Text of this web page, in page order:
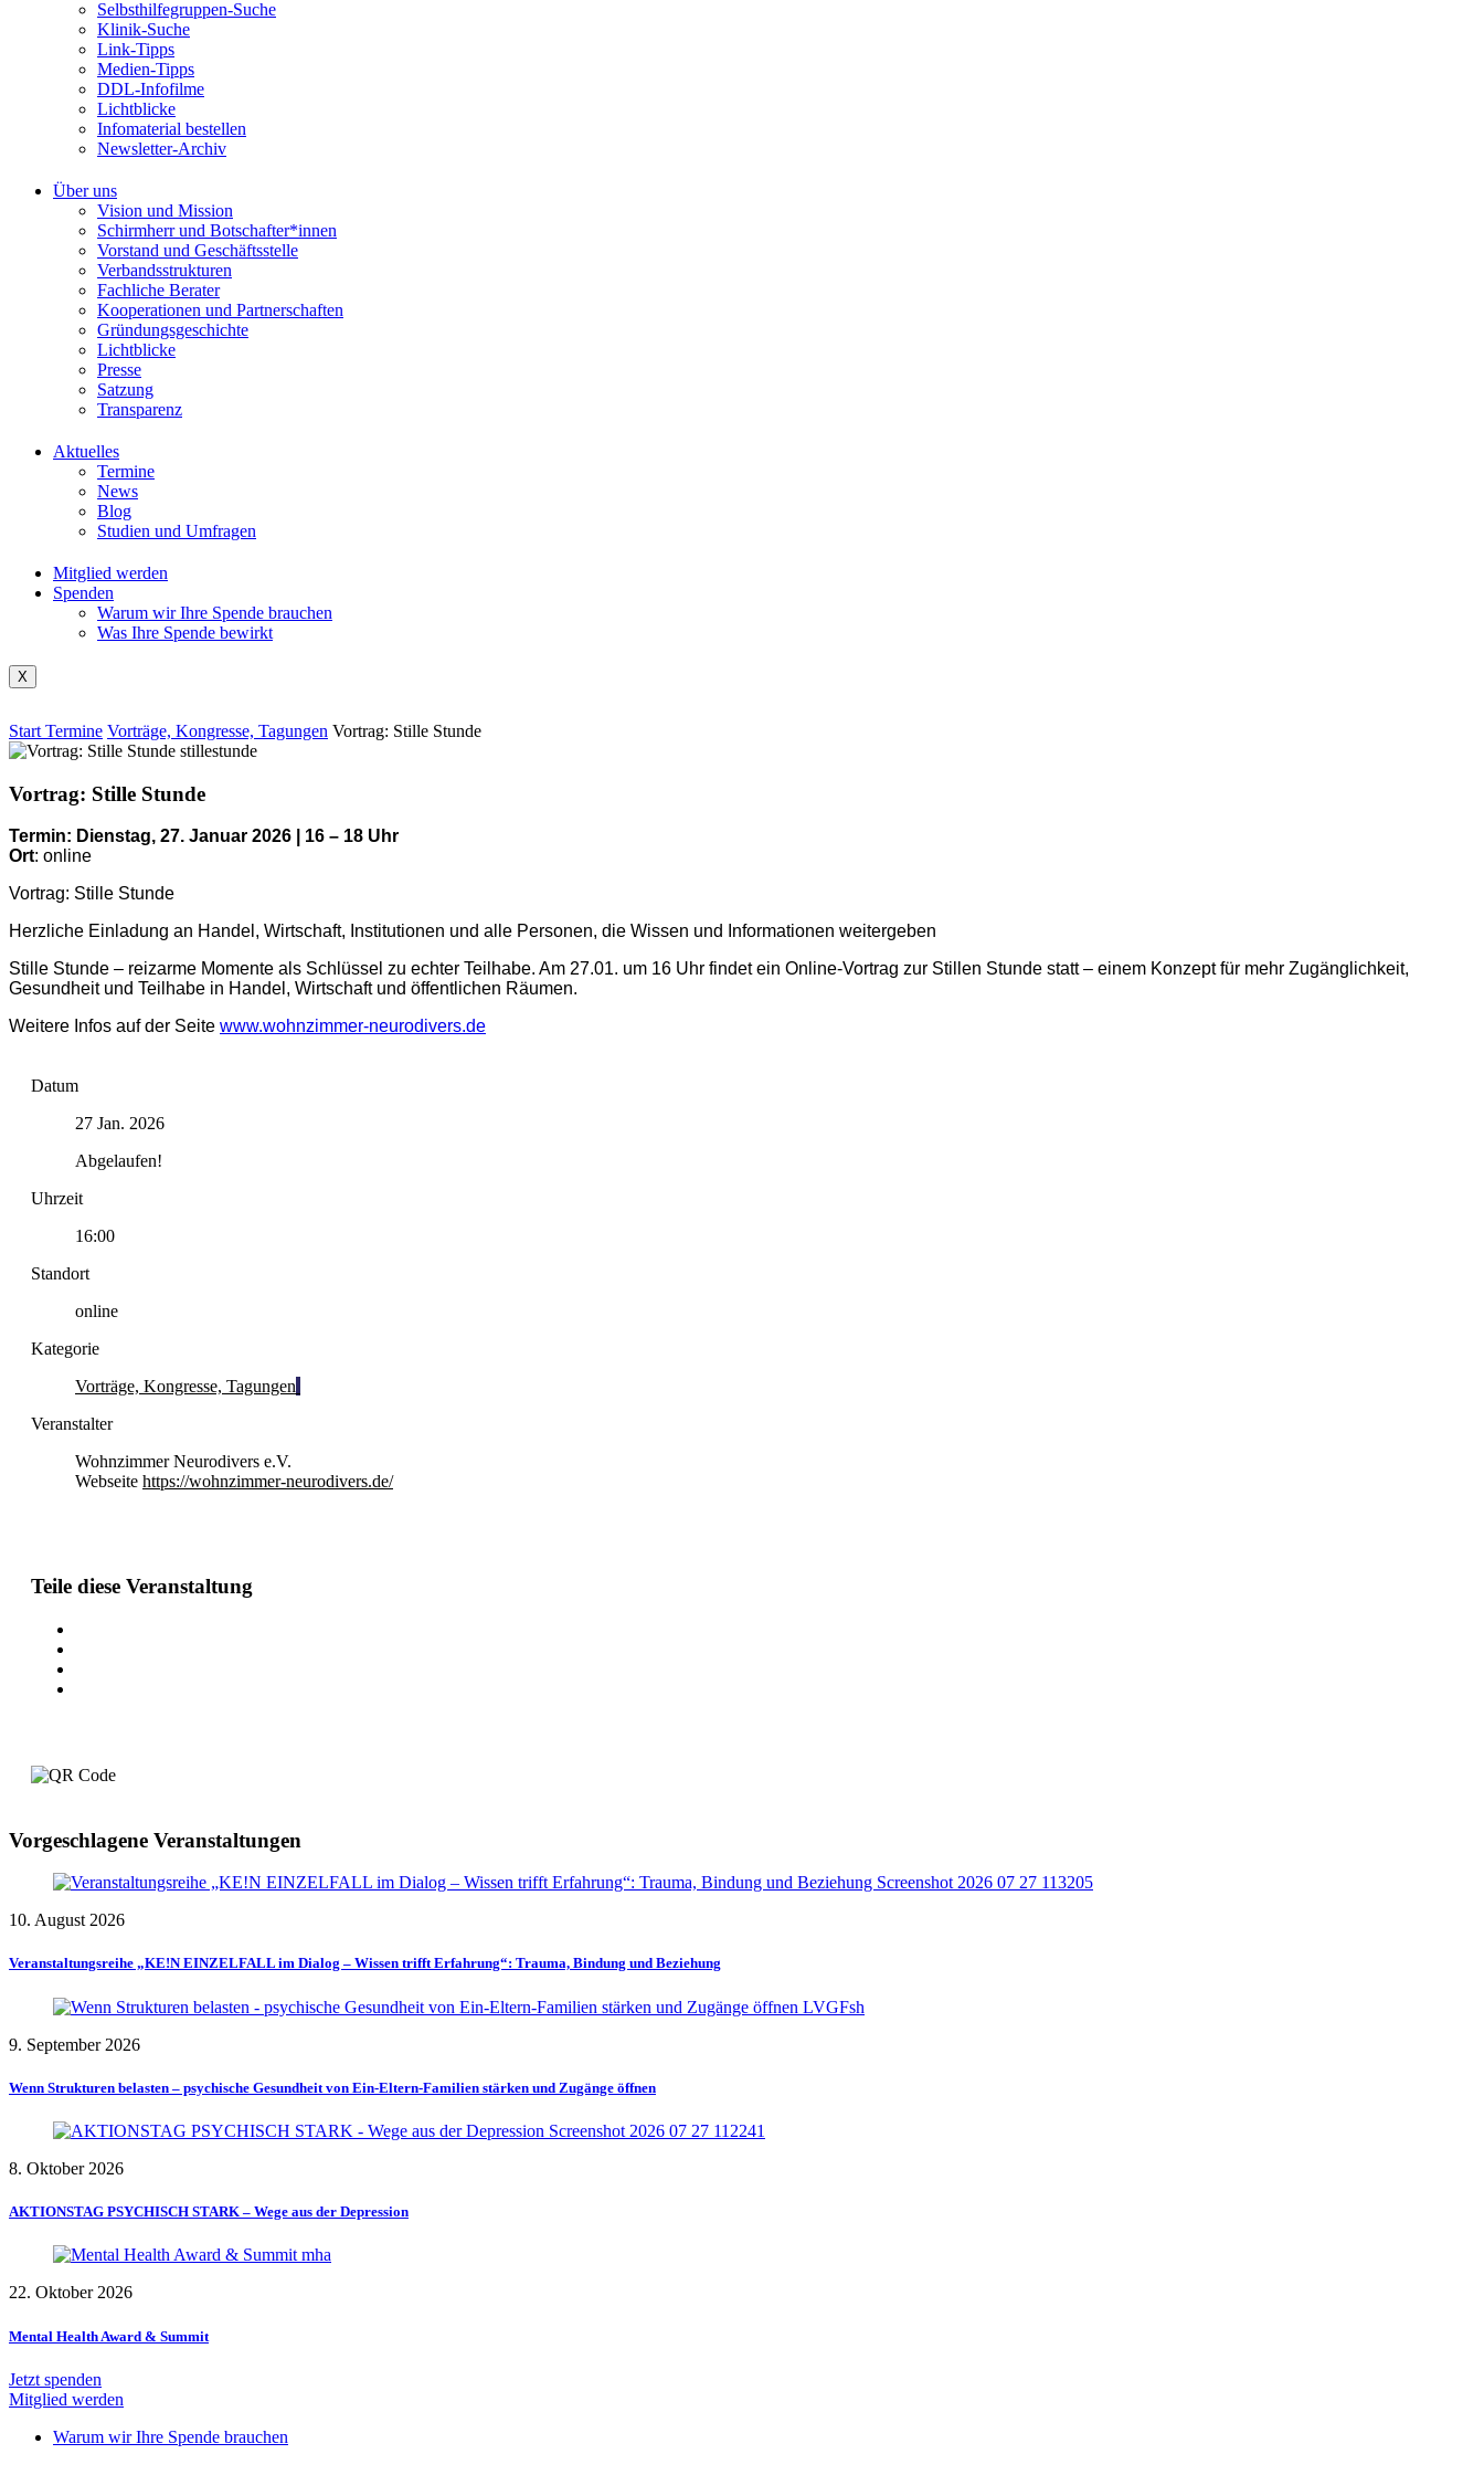
Selbsthilfegruppen-Suche
Klinik-Suche
Link-Tipps
Medien-Tipps
DDL-Infofilme
Lichtblicke
Infomaterial bestellen
Newsletter-Archiv
Über uns
Vision und Mission
Schirmherr und Botschafter*innen
Vorstand und Geschäftsstelle
Verbandsstrukturen
Fachliche Berater
Kooperationen und Partnerschaften
Gründungsgeschichte
Lichtblicke
Presse
Satzung
Transparenz
Aktuelles
Termine
News
Blog
Studien und Umfragen
Mitglied werden
Spenden
Warum wir Ihre Spende brauchen
Was Ihre Spende bewirkt
X
Start Termine Vorträge, Kongresse, Tagungen Vortrag: Stille Stunde
Vortrag: Stille Stunde
Termin: Dienstag, 27. Januar 2026 | 16 – 18 Uhr
Ort: online
Vortrag: Stille Stunde
Herzliche Einladung an Handel, Wirtschaft, Institutionen und alle Personen, die Wissen und Informationen weitergeben
Stille Stunde – reizarme Momente als Schlüssel zu echter Teilhabe. Am 27.01. um 16 Uhr findet ein Online-Vortrag zur Stillen Stunde statt – einem Konzept für mehr Zugänglichkeit,
Gesundheit und Teilhabe in Handel, Wirtschaft und öffentlichen Räumen.
Weitere Infos auf der Seite www.wohnzimmer-neurodivers.de
Datum
27 Jan. 2026
Abgelaufen!
Uhrzeit
16:00
Standort
online
Kategorie
Vorträge, Kongresse, Tagungen
Veranstalter
Wohnzimmer Neurodivers e.V.
Webseite https://wohnzimmer-neurodivers.de/
Teile diese Veranstaltung
Vorgeschlagene Veranstaltungen
10. August 2026
Veranstaltungsreihe „KE!N EINZELFALL im Dialog – Wissen trifft Erfahrung“: Trauma, Bindung und Beziehung
9. September 2026
Wenn Strukturen belasten – psychische Gesundheit von Ein-Eltern-Familien stärken und Zugänge öffnen
8. Oktober 2026
AKTIONSTAG PSYCHISCH STARK – Wege aus der Depression
22. Oktober 2026
Mental Health Award & Summit
Jetzt spenden
Mitglied werden
Warum wir Ihre Spende brauchen